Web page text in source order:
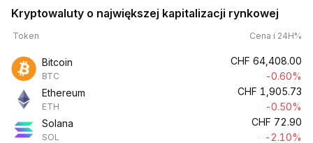
Kryptowaluty o największej kapitalizacji rynkowej
Token Cena i 24H%
Bitcoin
BTC
CHF 64,408.00
-0.60%
Ethereum
ETH
CHF 1,905.73
-0.50%
Solana
SOL
CHF 72.90
-2.10%